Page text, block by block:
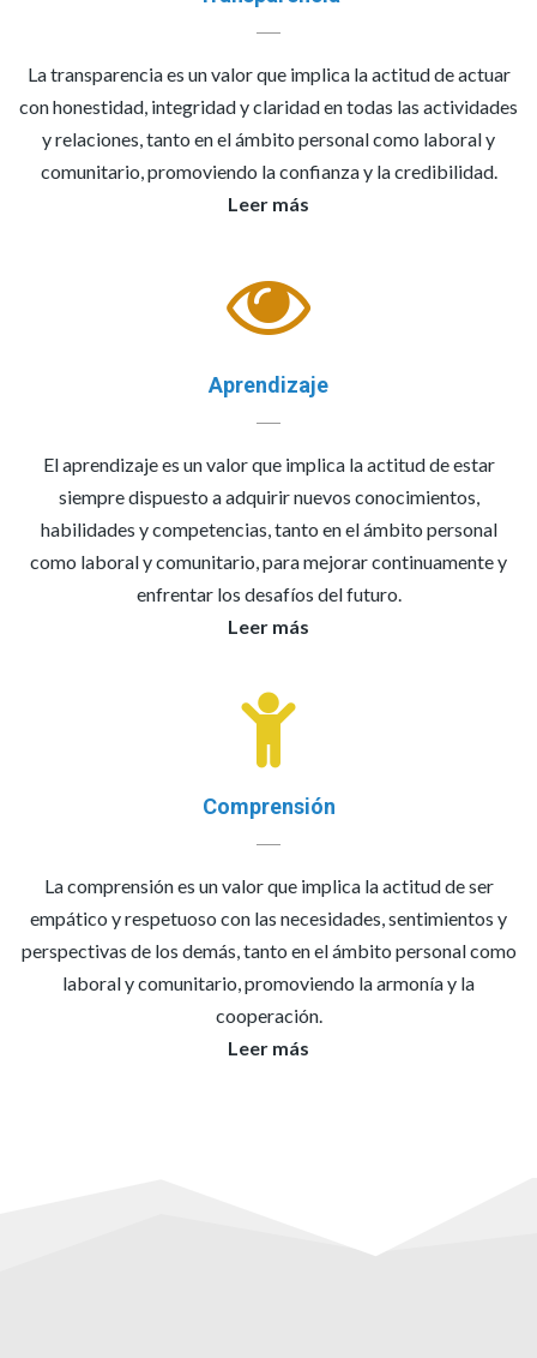
La transparencia es un valor que implica la actitud de actuar
con honestidad, integridad y claridad en todas las actividades
y relaciones, tanto en el ámbito personal como laboral y
comunitario, promoviendo la confianza y la credibilidad.
Leer más
Aprendizaje
El aprendizaje es un valor que implica la actitud de estar
siempre dispuesto a adquirir nuevos conocimientos,
habilidades y competencias, tanto en el ámbito personal
como laboral y comunitario, para mejorar continuamente y
enfrentar los desafíos del futuro.
Leer más
Comprensión
La comprensión es un valor que implica la actitud de ser
empático y respetuoso con las necesidades, sentimientos y
perspectivas de los demás, tanto en el ámbito personal como
laboral y comunitario, promoviendo la armonía y la
cooperación.
Leer más